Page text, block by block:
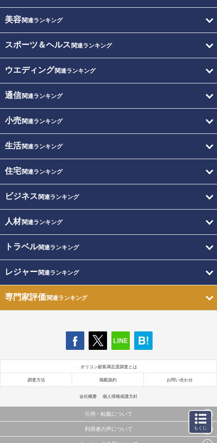
美容関連ランキング
スポーツ＆ヘルス 関連ランキング
ウエディング関連ランキング
通信関連ランキング
小売関連ランキング
生活関連ランキング
住宅関連ランキング
ビジネス 関連ランキング
人材関連ランキング
トラベル関連ランキング
レジャー関連ランキング
専門家評価関連ランキング
オリコン顧客満足度調査とは
調査方法 掲載規約 お問い合わせ
会社概要 個人情報保護方針
引用・転載について
当サイトで公開されている情報（文字、写真、イラスト、画像データ等）及びこれらの配置・
利用者の声について もくじ